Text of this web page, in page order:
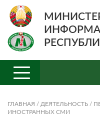
ГЛАВНАЯ / ДЕЯТЕЛЬНОСТЬ /
ИНОСТРАННЫХ СМИ